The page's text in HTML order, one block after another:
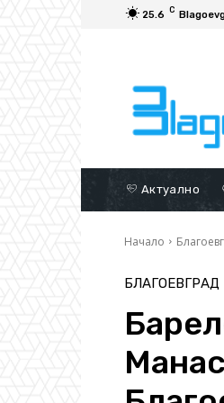
25.6 C
Актуално
Начало
БЛАГОЕВГРАД